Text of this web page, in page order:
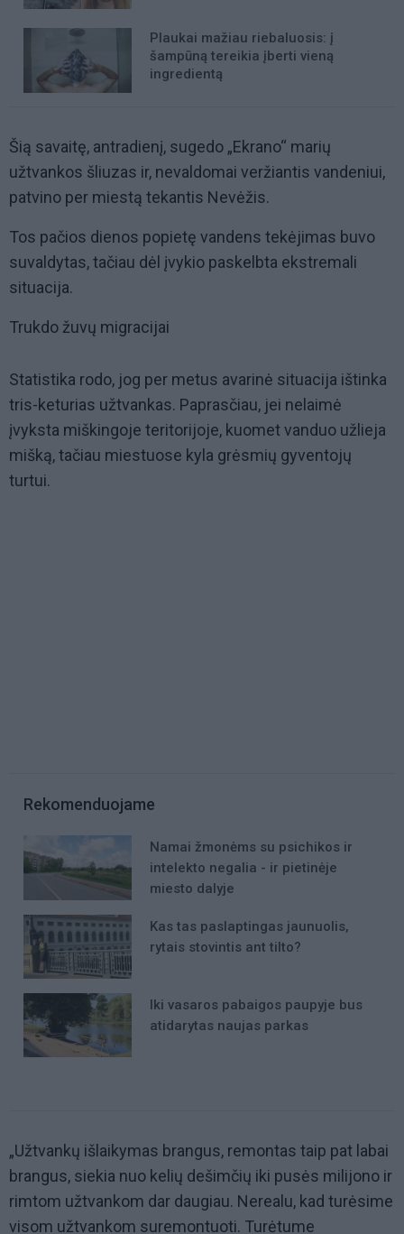
Plaukai mažiau riebaluosis: į
šampūną tereikia įberti vieną
ingredientą
Šią savaitę, antradienį, sugedo „Ekrano“ marių
užtvankos šliuzas ir, nevaldomai veržiantis vandeniui,
patvino per miestą tekantis Nevėžis.
Tos pačios dienos popietę vandens tekėjimas buvo
suvaldytas, tačiau dėl įvykio paskelbta ekstremali
situacija.
Trukdo žuvų migracijai
Statistika rodo, jog per metus avarinė situacija ištinka
tris-keturias užtvankas. Paprasčiau, jei nelaimė
įvyksta miškingoje teritorijoje, kuomet vanduo užlieja
mišką, tačiau miestuose kyla grėsmių gyventojų
turtui.
Rekomenduojame
Namai žmonėms su psichikos ir
intelekto negalia - ir pietinėje
miesto dalyje
Kas tas paslaptingas jaunuolis,
rytais stovintis ant tilto?
Iki vasaros pabaigos paupyje bus
atidarytas naujas parkas
„Užtvankų išlaikymas brangus, remontas taip pat labai
brangus, siekia nuo kelių dešimčių iki pusės milijono ir
rimtom užtvankom dar daugiau. Nerealu, kad turėsime
visom užtvankom suremontuoti. Turėtume